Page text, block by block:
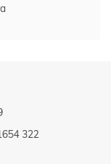
322